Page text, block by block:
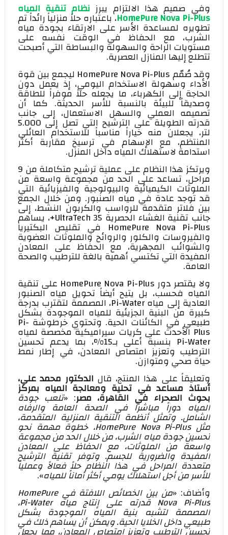
وفي صميم هذا الالتزام يبرز نظام تنقية المياه
HomePure Nova Pi-Plus، باعتباره حلاً منزلياً رائداً تم
تطويره لمساعدة الأسر على الارتقاء بجودة مياه
الشرب، مع الحفاظ في الوقت نفسه على
مستويات الراحة والسهولة والبساطة التي أصبحت
تتطلع إليها المنازل العصرية.
وقد صُمّمHomePure Nova Pi-Plus ليجمع بين قوة
الأداء وسهولة الاستخدام اليومي، إذ يعمل دون
الحاجة إلى الكهرباء، ما يجعله حلاً موفراً للطاقة
وصديقاً للبيئة بالنسبة للأسر الحديثة. كما أن
تصميمه العملي والسهل الاستعمال، إلى جانب
قدرته الطويلة على الترشيح التي تصل إلى 5.000
لتر، يجعلان منه خياراً مناسباً للاستخدام العائلي
المنتظم، مع الإسهام في ترسيخ مقاربة أكثر
استدامة لاستهلاك المياه داخل المنزل.
ويرتكز هذا النظام على عملية ترشيح متكاملة من 9
مراحل، تساعد على الحد من مجموعة واسعة من
الملوثات الكيميائية والبيولوجية والفيزيائية التي
قد توجد عادة في مياه الصنبور. ومن خلال الجمع
بين فلاتر متقدمة للرواسب والكربون النشط، إلى
جانب تقنية الغشاء الحصرية UltraTech 35+، يساهم
HomePure Nova Pi-Plus في تقليص البكتيريا
والفيروسات والكلور والروائح والملوثات العضوية
والشوائب المجهرية، مع الحفاظ على المعادن
المفيدة التي تكتسي أهمية بالغة للترطيب والصحة
العامة.
ولا يقتصر دور HomePure Nova Pi-Plus على تنقية
المياه فحسب، بل يتيح أيضاً تحويل مياه الصنبور
العادية إلى مياهPi-Water، المصممة لتقترب بدرجة
كبيرة من البنية الجزيئية للمياه الموجودة بشكل
طبيعي في الكائنات الحية. وتحتوي خرطوشة Pi-
Plus الأحدث على كريات سيراميكية مخصصة لمياه
Pi-Water بنسبة أعلى بـ15%، بما يدعم تحسين
الترطيب وتعزيز امتصاص المعادن، في إطار نمط
حياة صحي ومتوازن.
وتعليقاً على هذا المنتج، قال الدكتور محمد علي،
أستاذ مساعد في تحلية ومعالجة المياه بمركز
بحوث الصحراء في القاهرة، مصر: «تلعب جودة
المياه دوراً مباشراً في الصحة العامة والرفاه
الشامل. وتمثل أنظمة التنقية المنزلية المتقدمة،
مثلHomePure Nova Pi-Plus، خطوة مهمة نحو
تحسين جودة مياه الشرب، من خلال الحد من مجموعة
واسعة من الملوثات، مع الحفاظ على المعادن
المفيدة والضرورية للجسم. وتوفر تقنية الترشيح
متعددة المراحل في هذا النظام حلاً فعالاً وعملياً
للأسر من أجل استهلاك يومي أكثر أماناً للمياه».
وأضاف: «من بين الخصائص اللافتة فيHomePure
Nova Pi-Plusقدرته على إنتاج مياهPi-Water،
المصممة لتشبه بنية المياه الموجودة بشكل
طبيعي داخل الخلايا الحية. ويمكن أن يساهم ذلك في